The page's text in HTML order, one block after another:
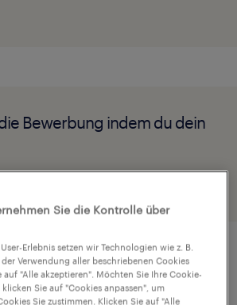
Bewerbung indem du dein
Sie die Kontrolle über
Erlebnis setzen wir Technologien wie z. B.
Verwendung aller beschriebenen Cookies
auf "Alle akzeptieren". Möchten Sie Ihre Cookie-
klicken Sie auf "Cookies anpassen", um
Sie zustimmen. Klicken Sie auf "Alle